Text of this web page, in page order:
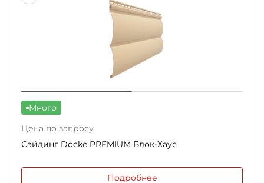
Много
Цена по запросу
Сайдинг Docke PREMIUM Блок-Хаус
Подробнее